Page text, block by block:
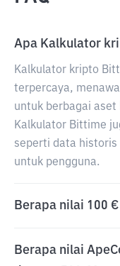
Apa Kalkulator
Kalkulator kripto
terpercaya,
untuk berbagai
Kalkulator Bittime
seperti data historis
untuk pengguna.
Berapa nilai 100
Berapa nilai